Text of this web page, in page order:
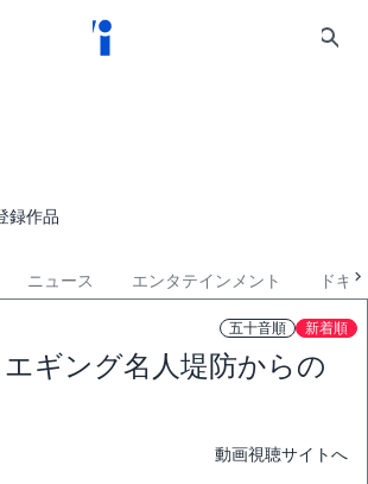
録作品
ニュース エンタテインメント ドキ
五十音順 新着順
ギング名人堤防からの
動画視聴サイトへ